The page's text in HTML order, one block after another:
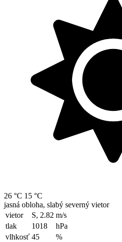
26 °C 15 °C
jasná obloha, slabý severný vietor
vietor
S, 2.82 m/s
tlak
1018
hPa
vlhkosť 45
%